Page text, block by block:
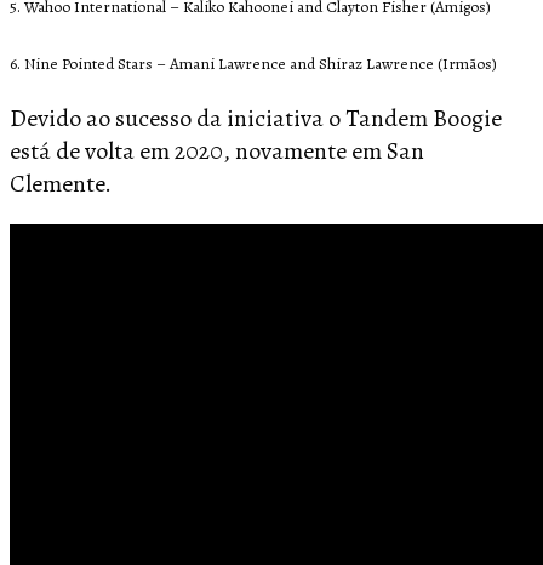
5. Wahoo International – Kaliko Kahoonei and Clayton Fisher (Amigos)
6. Nine Pointed Stars – Amani Lawrence and Shiraz Lawrence (Irmãos)
Devido ao sucesso da iniciativa o Tandem Boogie
está de volta em 2020, novamente em San
Clemente.